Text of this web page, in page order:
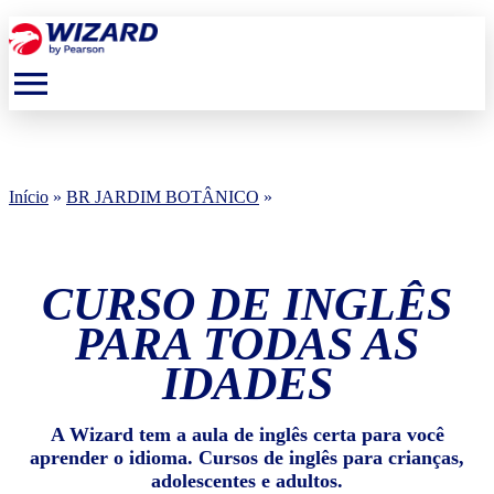
menu
Início » BR JARDIM BOTÂNICO »
CURSO DE INGLÊS
PARA TODAS AS
IDADES
A Wizard tem a aula de inglês certa para você
aprender o idioma. Cursos de inglês para crianças,
adolescentes e adultos.